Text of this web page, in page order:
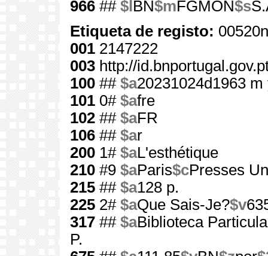
966 ## $l BN$mFGMON$s
Etiqueta de registo:
001 2147222
003 http://
100 ## $a20231024d1963
101 0# $afre
102 ## $aFR
106 ## $ar
200 1# $aL'esthétique
210 #9 $aParis$cPresses
215 ## $a128 p.
225 2# $aQue Sais-Je?$v
317 ## $aBiblioteca
P.